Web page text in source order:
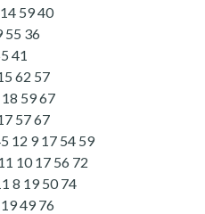
59 40
55 36
41
62 57
59 67
57 67
12 9 17 54 59
10 17 56 72
8 19 50 74
49 76